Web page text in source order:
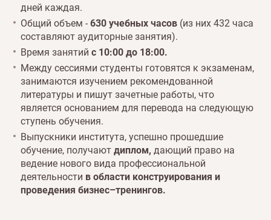
дней каждая.
Общий объем -630 учебных часов (из них 432 часа
составляют аудиторные занятия).
Время занятийс 10:00 до 18:00.
Между сессиями студенты готовятся к экзаменам,
занимаются изучением рекомендованной
литературы и пишут зачетные работы, что
является основанием для перевода на следующую
ступень обучения.
Выпускники института, успешно прошедшие
обучение, получаютдиплом, дающий право на
ведение нового вида профессиональной
деятельности в области конструирования и
проведения бизнес–тренингов.